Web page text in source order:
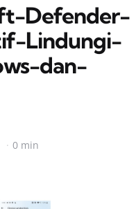
Defender-
Lindungi-
dan-
0 min